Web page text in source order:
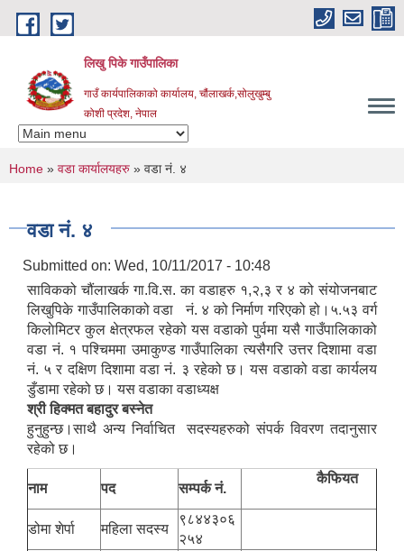
Skip to main content
लिखु पिके गाउँपालिका
गाउँ कार्यपालिकाको कार्यालय, चौंलाखर्क,सोलुखुम्बु
कोशी प्रदेश, नेपाल
You are here
Home » वडा कार्यालयहरु » वडा नं. ४
वडा नं. ४
Submitted on: Wed, 10/11/2017 - 10:48
साविकको चौंलाखर्क गा.वि.स. का वडाहरु १,२,३ र ४ को संयोजनबाट
लिखुपिके गाउँपालिकाको वडा नं. ४ को निर्माण गरिएको हो।५.५३ वर्ग
किलाेमिटर कुल क्षेत्रफल रहेको यस वडाको पुर्वमा यसै गाउँपालिकाको
वडा नं. १ पश्चिममा उमाकुण्ड गाउँपालिका त्यसैगरि उत्तर दिशामा वडा
नं. ५ र दक्षिण दिशामा वडा नं. ३ रहेको छ। यस वडाको वडा कार्यलय
डुँडामा रहेको छ। यस वडाका वडाध्यक्ष
श्री हिक्मत बहादुर बस्नेत
हुनुहुन्छ।साथै अन्य निर्वाचित सदस्यहरुको संपर्क विवरण तदानुसार
रहेको छ।
नाम पद सम्पर्क नं.
कैफियत
डोमा शेर्पा महिला सदस्य
९८४४३०६
२५४